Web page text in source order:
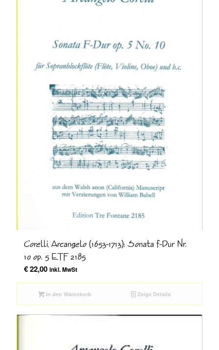
Corelli, Arcangelo (1653-1713): Sonata f-Dur Nr.
10 op. 5 ETF 2185
€22,00 inkl. MwSt
In den Warenkorb Zeige Details